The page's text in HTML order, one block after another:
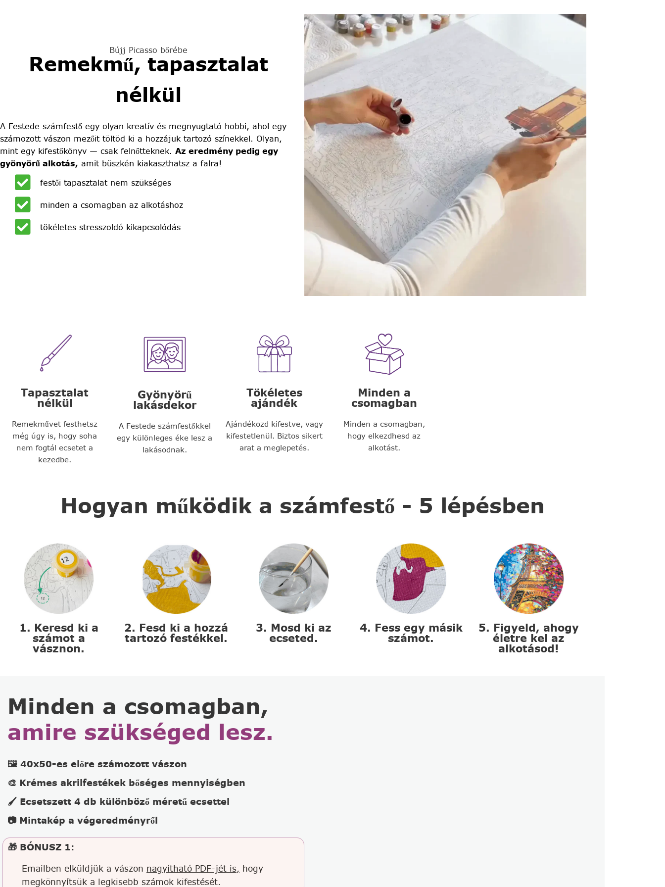
Bújj Picasso bőrébe
Remekmű, tapasztalat
nélkül
A Festede számfestő egy olyan kreatív és megnyugtató hobbi, ahol egy
számozott vászon mezőit töltöd ki a hozzájuk tartozó színekkel. Olyan,
mint egy kifestőkönyv — csak felnőtteknek. Az eredmény pedig egy
gyönyörű alkotás, amit büszkén kiakaszthatsz a falra!
festői tapasztalat nem szükséges
minden a csomagban az alkotáshoz
tökéletes stresszoldó kikapcsolódás
Tapasztalat
nélkül
Remekművet festhetsz
még úgy is, hogy soha
nem fogtál ecsetet a
kezedbe.
Gyönyörű
lakásdekor
A Festede számfestőkkel
egy különleges éke lesz a
lakásodnak.
Tökéletes
ajándék
Ajándékozd kifestve, vagy
kifestetlenül. Biztos sikert
arat a meglepetés.
Minden a
csomagban
Minden a csomagban,
hogy elkezdhesd az
alkotást.
Hogyan működik a számfestő - 5 lépésben
1. Keresd ki a
számot a
vásznon.
2. Fesd ki a hozzá
tartozó festékkel.
3. Mosd ki az
ecseted.
4. Fess egy másik
számot.
5. Figyeld, ahogy
életre kel az
alkotásod!
Minden a csomagban,
amire szükséged lesz.
🖼️ 40x50-es előre számozott vászon
🎨 Krémes akrilfestékek bőséges mennyiségben
🖌️ Ecsetszett 4 db különböző méretű ecsettel
📷 Mintakép a végeredményről
🎁 BÓNUSZ 1:
Emailben elküldjük a vászon nagyítható PDF-jét is, hogy
megkönnyítsük a legkisebb számok kifestését.